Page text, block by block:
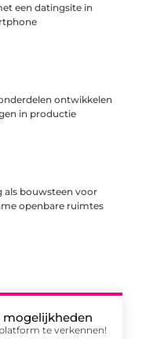
een datingsite in
ontwikkelen
in productie
als bouwsteen voor
openbare ruimtes
te verkennen!